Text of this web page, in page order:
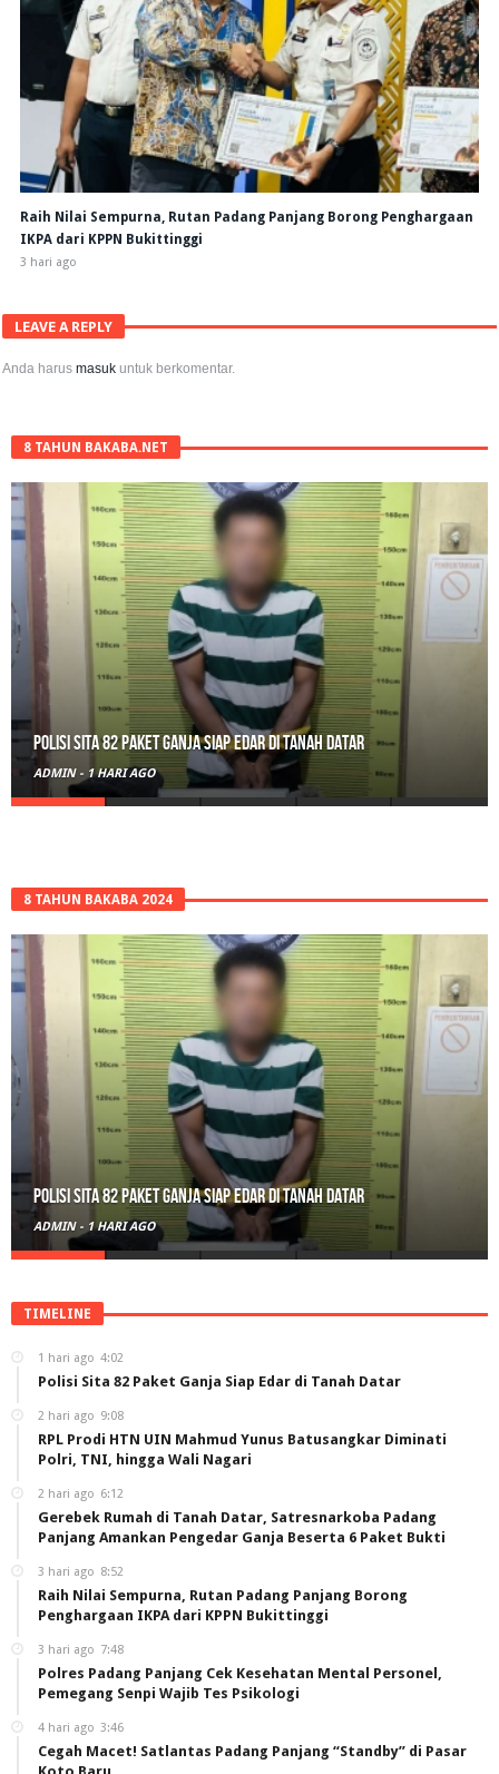
Raih Nilai Sempurna, Rutan Padang Panjang Borong Penghargaan
IKPA dari KPPN Bukittinggi
3 hari ago
LEAVE A REPLY
Anda harusmasuk untuk berkomentar.
8 TAHUN BAKABA.NET
RPL Prodi HTN UIN Mahmud Yunus Batusangkar Diminati Polri, TNI,
hingga Wali Nagari
ADMIN - 2 HARI AGO
8 TAHUN BAKABA 2024
RPL Prodi HTN UIN Mahmud Yunus Batusangkar Diminati Polri, TNI,
hingga Wali Nagari
ADMIN - 2 HARI AGO
TIMELINE
1 hari ago 4:02
Polisi Sita 82 Paket Ganja Siap Edar di Tanah Datar
2 hari ago 9:08
RPL Prodi HTN UIN Mahmud Yunus Batusangkar Diminati
Polri, TNI, hingga Wali Nagari
2 hari ago 6:12
Gerebek Rumah di Tanah Datar, Satresnarkoba Padang
Panjang Amankan Pengedar Ganja Beserta 6 Paket Bukti
3 hari ago 8:52
Raih Nilai Sempurna, Rutan Padang Panjang Borong
Penghargaan IKPA dari KPPN Bukittinggi
3 hari ago 7:48
Polres Padang Panjang Cek Kesehatan Mental Personel,
Pemegang Senpi Wajib Tes Psikologi
4 hari ago 3:46
Cegah Macet! Satlantas Padang Panjang “Standby” di Pasar